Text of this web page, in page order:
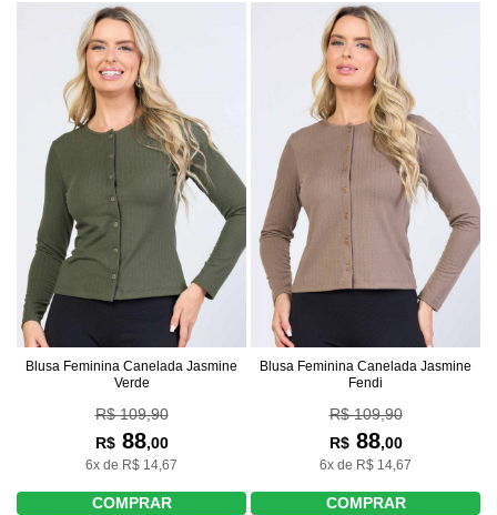
Blusa Feminina Canelada Jasmine
Verde
R$ 109,90
R$88,00
6x de R$ 14,67
COMPRAR
Blusa Feminina Canelada Jasmine
Fendi
R$ 109,90
R$88,00
6x de R$ 14,67
COMPRAR